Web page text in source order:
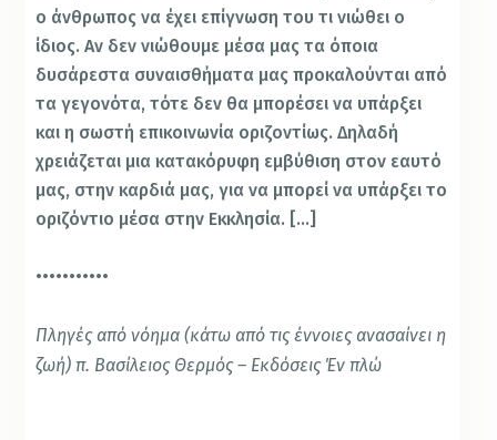
ο άνθρωπος να έχει επίγνωση του τι νιώθει ο
ίδιος. Αν δεν νιώθουμε μέσα μας τα όποια
δυσάρεστα συναισθήματα μας προκαλούνται από
τα γεγονότα, τότε δεν θα μπορέσει να υπάρξει
και η σωστή επικοινωνία οριζοντίως. Δηλαδή
χρειάζεται μια κατακόρυφη εμβύθιση στον εαυτό
μας, στην καρδιά μας, για να μπορεί να υπάρξει το
οριζόντιο μέσα στην Εκκλησία. […]
•••••••••••
Πληγές από νόημα (κάτω από τις έννοιες ανασαίνει η
ζωή) π. Βασίλειος Θερμός – Εκδόσεις Έν πλώ